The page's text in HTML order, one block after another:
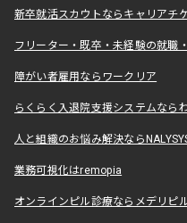
新卒就活スカウトならキャリアチ
フリーター・既卒・未経験の就職
障がい者雇用ならワークリア
らくらく入退院支援システムなら
人と組織のお悩み解決なら
業務可視化はremopia
オンラインピル診療ならメデリピ